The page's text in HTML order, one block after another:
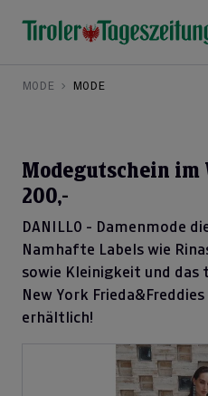
MODE MODE
Modegutschein im
200,-
DANILLO - Damenmode
Namhafte Labels wie
sowie Kleinigkeit und das
New York
erhältlich!